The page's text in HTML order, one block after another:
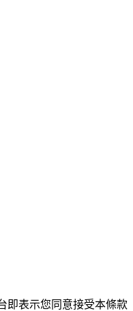
即表示您同意接受本條款